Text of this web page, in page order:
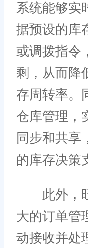
系统能够实
据预设的库
或调拨指令
剩，从而降
存周转率。
仓库管理，
同步和共享
的库存决策
此外，旺
大的订单管
动接收并处